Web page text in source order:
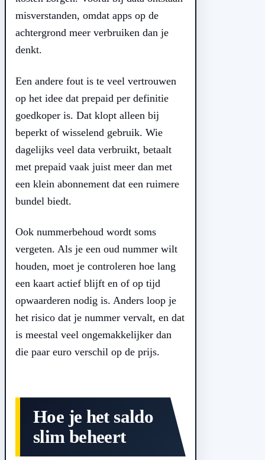
misverstanden, omdat apps op de
achtergrond meer verbruiken dan je
denkt.
Een andere fout is te veel vertrouwen
op het idee dat prepaid per definitie
goedkoper is. Dat klopt alleen bij
beperkt of wisselend gebruik. Wie
dagelijks veel data verbruikt, betaalt
met prepaid vaak juist meer dan met
een klein abonnement dat een ruimere
bundel biedt.
Ook nummerbehoud wordt soms
vergeten. Als je een oud nummer wilt
houden, moet je controleren hoe lang
een kaart actief blijft en of op tijd
opwaarderen nodig is. Anders loop je
het risico dat je nummer vervalt, en dat
is meestal veel ongemakkelijker dan
die paar euro verschil op de prijs.
Hoe je het saldo
slim beheert